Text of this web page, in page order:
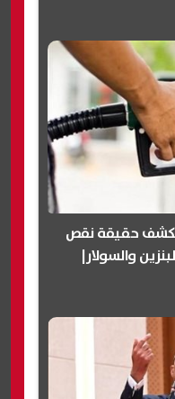
يكشف حقيقة نقص
والسولار|